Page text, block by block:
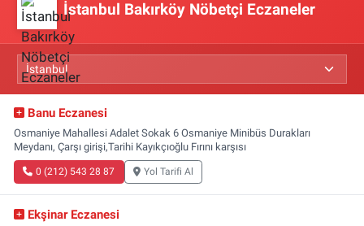
İstanbul Bakırköy Nöbetçi Eczaneler
Banu Eczanesi
Osmaniye Mahallesi Adalet Sokak 6 Osmaniye Minibüs Durakları
Meydanı, Çarşı girişi,Tarihi Kayıkçıoğlu Fırını karşısı
0 (212) 543 28 87 Yol Tarifi Al
Ekşinar Eczanesi